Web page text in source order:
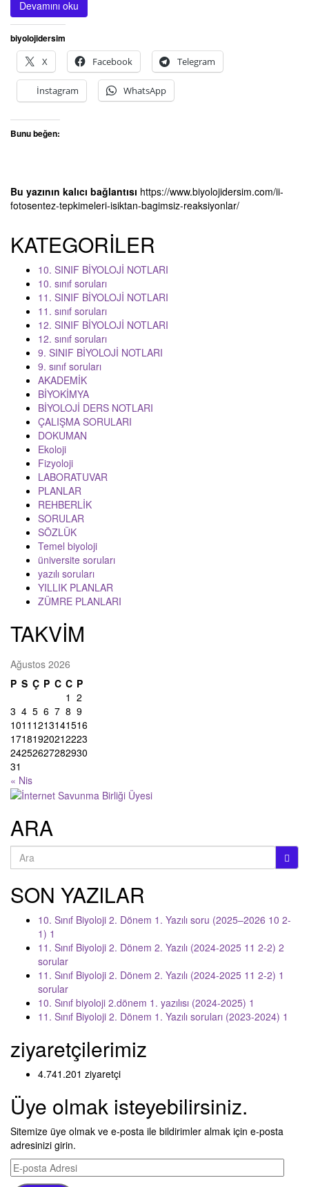
Devamını oku
biyolojidersim
X
Facebook Telegram
İnstagram WhatsApp
Bunu beğen:
Bu yazının kalıcı bağlantısı https://www.biyolojidersim.com/ii-
fotosentez-tepkimeleri-isiktan-bagimsiz-reaksiyonlar/
KATEGORİLER
10. SINIF BİYOLOJİ NOTLARI
10. sınıf soruları
11. SINIF BİYOLOJİ NOTLARI
11. sınıf soruları
12. SINIF BİYOLOJİ NOTLARI
12. sınıf soruları
9. SINIF BİYOLOJİ NOTLARI
9. sınıf soruları
AKADEMİK
BİYOKİMYA
BİYOLOJİ DERS NOTLARI
ÇALIŞMA SORULARI
DOKUMAN
Ekoloji
Fizyoloji
LABORATUVAR
PLANLAR
REHBERLİK
SORULAR
SÖZLÜK
Temel biyoloji
üniversite soruları
yazılı soruları
YILLIK PLANLAR
ZÜMRE PLANLARI
TAKVİM
Ağustos 2026
P S Ç P C C P
1 2
3 4 5 6 7 8 9
1011 1213141516
17181920212223
24252627282930
31
« Nis
ARA
Search
for:
SON YAZILAR
10. Sınıf Biyoloji 2. Dönem 1. Yazılı soru (2025–2026 10 2-
1) 1
11. Sınıf Biyoloji 2. Dönem 2. Yazılı (2024-2025 11 2-2) 2
sorular
11. Sınıf Biyoloji 2. Dönem 2. Yazılı (2024-2025 11 2-2) 1
sorular
10. Sınıf biyoloji 2.dönem 1. yazılısı (2024-2025) 1
11. Sınıf Biyoloji 2. Dönem 1. Yazılı soruları (2023-2024) 1
ziyaretçilerimiz
4.741.201 ziyaretçi
Üye olmak isteyebilirsiniz.
Sitemize üye olmak ve e-posta ile bildirimler almak için e-posta
adresinizi girin.
E-
posta